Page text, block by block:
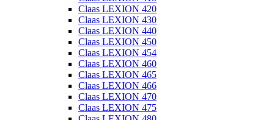
Claas LEXION 420
Claas LEXION 430
Claas LEXION 440
Claas LEXION 450
Claas LEXION 454
Claas LEXION 460
Claas LEXION 465
Claas LEXION 466
Claas LEXION 470
Claas LEXION 475